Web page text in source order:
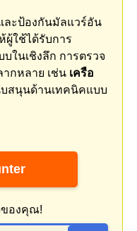
ละป้องกันมัลแวร์อัน
ผู้ใช้ได้รับการ
ในเชิงลึก การตรวจ
กหลาย เช่น เครือ
สนุนด้านเทคนิคแบบ
ของคุณ!